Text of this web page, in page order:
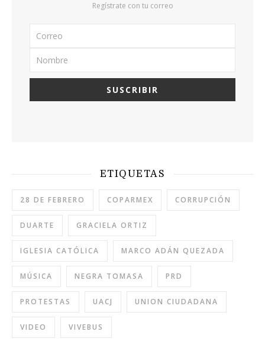
Regístrate con tu correo
ETIQUETAS
28 DE FEBRERO COPARMEX CORRUPCIÓN
DUARTE GRACIELA ORTIZ
IGLESIA CATÓLICA MARCO ADÁN QUEZADA
MÚSICA NEGRA TOMASA PRD
PROTESTAS UACJ UNION CIUDADANA
VIDEO VIVEBUS